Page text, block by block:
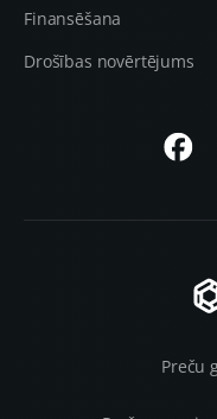
Finansēšana
Drošības novērtējums
Preču